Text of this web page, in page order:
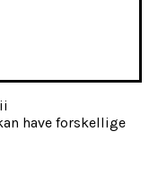
have forskellige